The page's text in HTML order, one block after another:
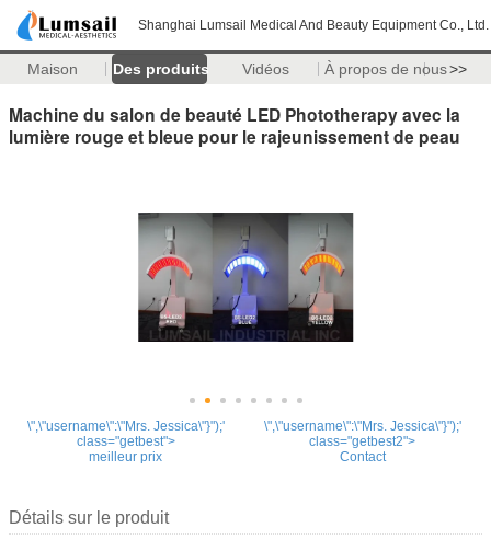
Shanghai Lumsail Medical And Beauty Equipment Co., Ltd.
Maison Des produits Vidéos À propos de nous>>
Machine du salon de beauté LED Phototherapy avec la
lumière rouge et bleue pour le rajeunissement de peau
\",\"username\":\"Mrs. Jessica\"}");'
class="getbest">
meilleur prix
\",\"username\":\"Mrs. Jessica\"}");'
class="getbest2">
Contact
Détails sur le produit